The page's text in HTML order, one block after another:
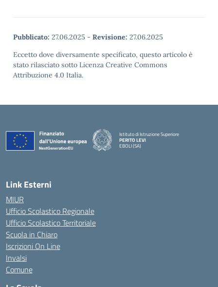
Pubblicato: 27.06.2025 - Revisione: 27.06.2025
Eccetto dove diversamente specificato, questo articolo è
stato rilasciato sotto Licenza Creative Commons
Attribuzione 4.0 Italia.
Istituto di Istruzione Superiore
PERITO LEVI
EBOLI (SA)
Link Esterni
MIUR
Ufficio Scolastico Regionale
Ufficio Scolastico Territoriale
Scuola in Chiaro
Iscrizioni On Line
Invalsi
Comune